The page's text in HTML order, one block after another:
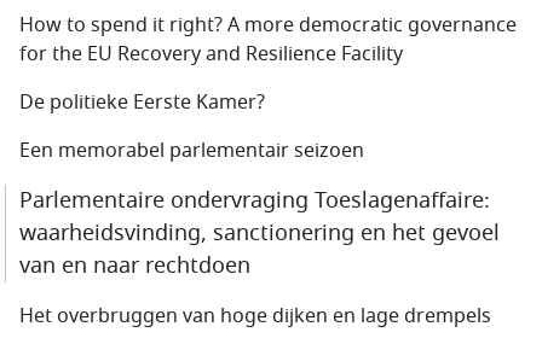
How to spend it right? A more democratic governance
for the EU Recovery and Resilience Facility
De politieke Eerste Kamer?
Een memorabel parlementair seizoen
Parlementaire ondervraging Toeslagenaffaire:
waarheidsvinding, sanctionering en het gevoel
van en naar rechtdoen
Het overbruggen van hoge dijken en lage drempels